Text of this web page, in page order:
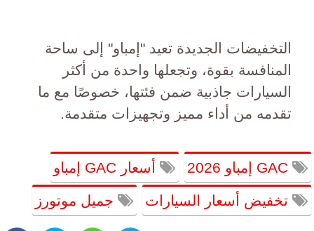
التخفيضات الجديدة تعيد "إمباو" إلى ساحة
المنافسة بقوة، وتجعلها واحدة من أكثر
السيارات جاذبية ضمن فئتها، خصوصًا مع ما
تقدمه من أداء مميز وتجهيزات متقدمة.
أسعار GAC إمباو
تخفيض أسعار السيارات جميل موتورز